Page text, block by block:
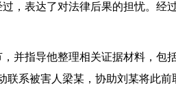
，表达了对法律后果的担忧。经
并指导他整理相关证据材料，包
联系被害人梁某，协助刘某将此前